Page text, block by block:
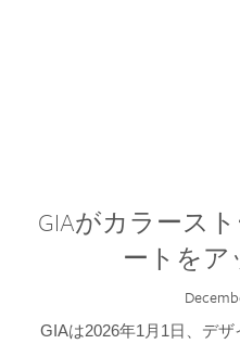
GIAがカラース
ートをア
GIAは2026年1月1日、デ